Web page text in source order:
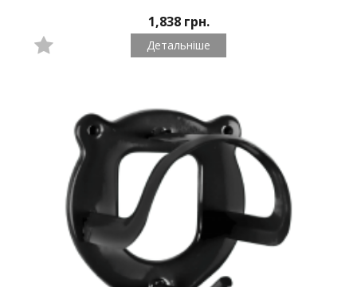
1,838 грн.
Детальніше